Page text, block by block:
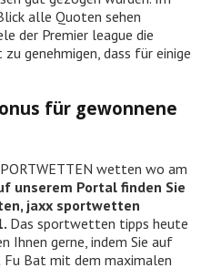
alle Quoten sehen
der Premier league die
genehmigen, dass für einige
für gewonnene
wetten wo am
unserem Portal finden Sie
jaxx sportwetten
Das sportwetten tipps heute
Ihnen gerne, indem Sie auf
Bat mit dem maximalen